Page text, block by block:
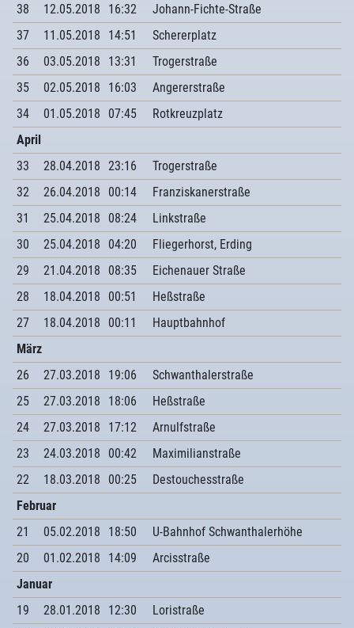
38 12.05.2018 16:32
Johann-Fichte-Straße
37
11.05.2018 14:51
Schererplatz
36
03.05.2018 13:31
Trogerstraße
35
02.05.2018 16:03
Angererstraße
34
01.05.2018 07:45
Rotkreuzplatz
April
33
28.04.2018 23:16
Trogerstraße
32
26.04.2018 00:14
Franziskanerstraße
31
25.04.2018 08:24
Linkstraße
30
25.04.2018 04:20
Fliegerhorst, Erding
29
21.04.2018 08:35
Eichenauer Straße
28
18.04.2018 00:51
Heßstraße
27
18.04.2018 00:11
Hauptbahnhof
März
26
27.03.2018 19:06
Schwanthalerstraße
25
27.03.2018 18:06
Heßstraße
24
27.03.2018 17:12
Arnulfstraße
23
24.03.2018 00:42
Maximilianstraße
22
18.03.2018 00:25
Destouchesstraße
Februar
21
05.02.2018 18:50
U-Bahnhof Schwanthalerhöhe
20
01.02.2018 14:09
Arcisstraße
Januar
19
28.01.2018 12:30
Loristraße